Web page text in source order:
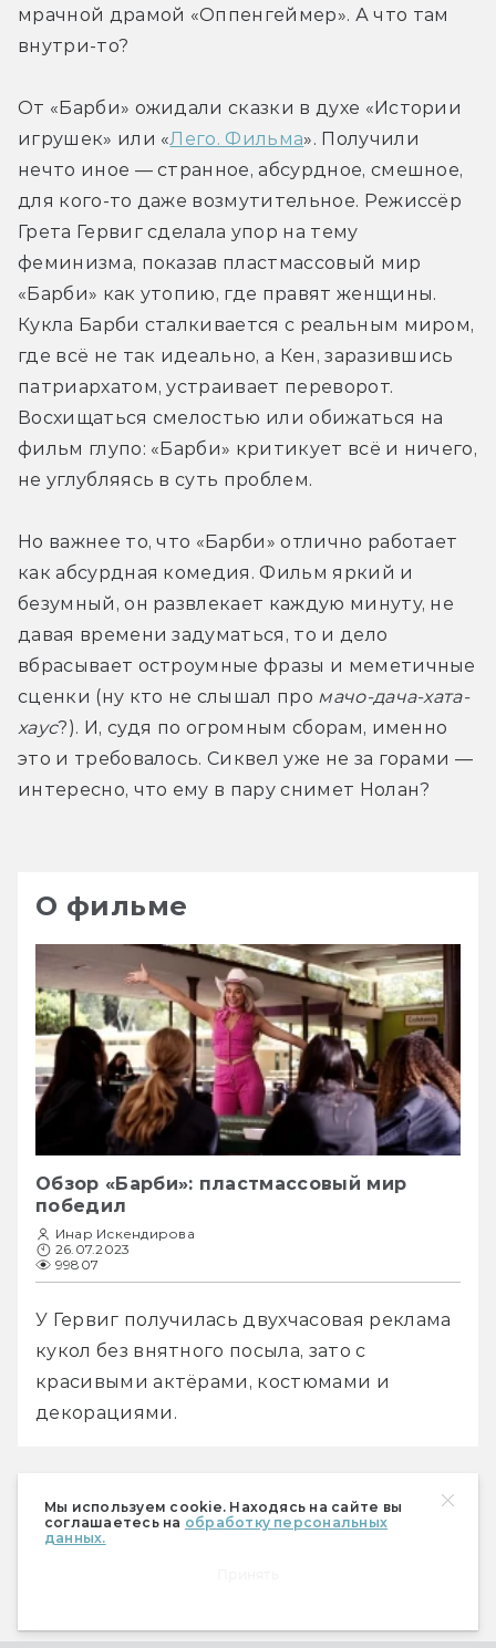
Мы используем cookie. Находясь на сайте вы
соглашаетесь на обработку персональных
данных.
мрачной драмой «Оппенгеймер». А что там
внутри-то?
От «Барби» ожидали сказки в духе «Истории
игрушек» или «Лего. Фильма». Получили
нечто иное — странное, абсурдное, смешное,
для кого-то даже возмутительное. Режиссёр
Грета Гервиг сделала упор на тему
феминизма, показав пластмассовый мир
«Барби» как утопию, где правят женщины.
Кукла Барби сталкивается с реальным миром,
где всё не так идеально, а Кен, заразившись
патриархатом, устраивает переворот.
Восхищаться смелостью или обижаться на
фильм глупо: «Барби» критикует всё и ничего,
не углубляясь в суть проблем.
Но важнее то, что «Барби» отлично работает
как абсурдная комедия. Фильм яркий и
безумный, он развлекает каждую минуту, не
давая времени задуматься, то и дело
вбрасывает остроумные фразы и меметичные
сценки (ну кто не слышал про мачо-дача-хата-
хаус?). И, судя по огромным сборам, именно
это и требовалось. Сиквел уже не за горами —
интересно, что ему в пару снимет Нолан?
О фильме
Обзор «Барби»: пластмассовый мир
победил
Инар Искендирова
26.07.2023
99807
У Гервиг получилась двухчасовая реклама
кукол без внятного посыла, зато с
красивыми актёрами, костюмами и
декорациями.
Бедные-несчастные